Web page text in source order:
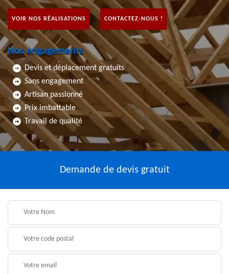
VOIR NOS RÉALISATIONS CONTACTEZ-NOUS !
Nos engagements
Devis et déplacement gratuits
Sans engagement
Artisan passionné
Prix imbattable
Travail de qualité
Demande de devis gratuit